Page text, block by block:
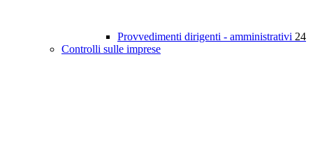
Provvedimenti dirigenti - amministrativi 24
Controlli sulle imprese